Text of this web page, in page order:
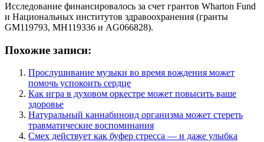
Исследование финансировалось за счет грантов Wharton Fund
и Национальных институтов здравоохранения (гранты
GM119793, MH119336 и AG066828).
Похожие записи:
Прослушивание музыки во время вождения может
помочь успокоить сердце
Как игра в духовом оркестре может повысить ваше
здоровье
Натуральный каннабиноид организма может стереть
травматические воспоминания
Смех действует как буфер стресса — и даже улыбка